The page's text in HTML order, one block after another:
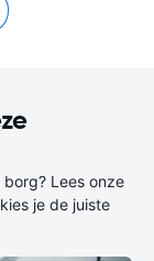
Lees onze
je de juiste